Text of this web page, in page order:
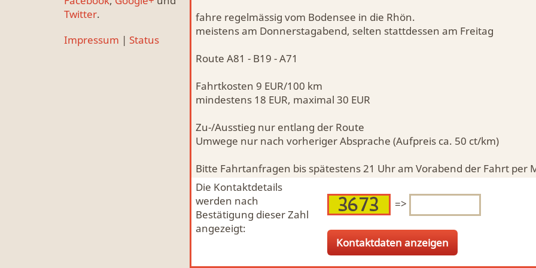
Twitter.
Impressum | Status
fahre regelmässig vom Bodensee in die Rhön.
meistens am Donnerstagabend, selten stattdessen am Freitag
Route A81 - B19 - A71
Fahrtkosten 9 EUR/100 km
mindestens 18 EUR, maximal 30 EUR
Zu-/Ausstieg nur entlang der Route
Umwege nur nach vorheriger Absprache (Aufpreis ca. 50 ct/km)
Bitte Fahrtanfragen bis spätestens 21 Uhr am Vorabend der Fahrt per
Die Kontaktdetails
werden nach
Bestätigung dieser Zahl
angezeigt:
=>